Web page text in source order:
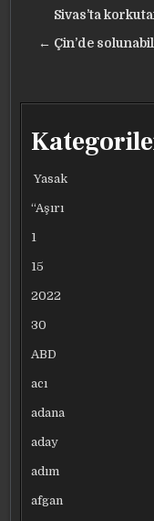
Yazı
gezinmesi
Sivas’ta
← Çin’de
Yasak
“Aşırı
1
15
2022
30
ABD
acı
adana
aday
adım
afgan